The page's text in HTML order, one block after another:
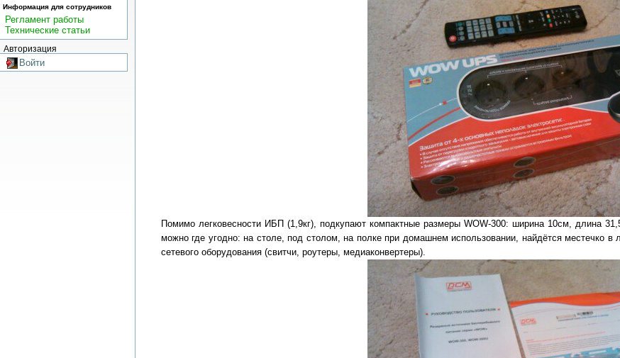
Информация для сотрудников
Регламент работы
Технические статьи
Авторизация
Войти
Помимо легковесности ИБП (1,9кг), подкупают компактные размеры WOW-300: ширина 10см, длина
можно где угодно: на столе, под столом, на полке при домашнем использовании, найдётся местечко
сетевого оборудования (свитчи, роутеры, медиаконвертеры).